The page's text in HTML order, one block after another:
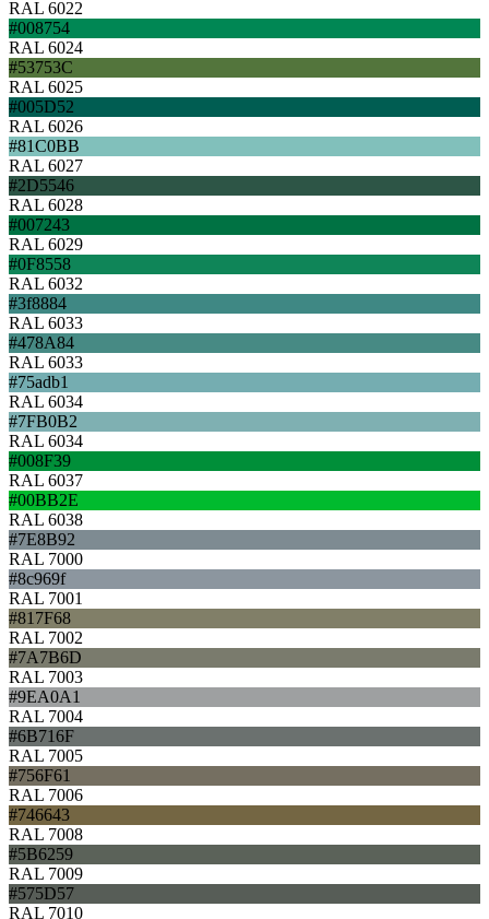
RAL 6022
#008754
RAL 6024
#53753C
RAL 6025
#005D52
RAL 6026
#81C0BB
RAL 6027
#2D5546
RAL 6028
#007243
RAL 6029
#0F8558
RAL 6032
#3f8884
RAL 6033
#478A84
RAL 6033
#75adb1
RAL 6034
#7FB0B2
RAL 6034
#008F39
RAL 6037
#00BB2E
RAL 6038
#7E8B92
RAL 7000
#8c969f
RAL 7001
#817F68
RAL 7002
#7A7B6D
RAL 7003
#9EA0A1
RAL 7004
#6B716F
RAL 7005
#756F61
RAL 7006
#746643
RAL 7008
#5B6259
RAL 7009
#575D57
RAL 7010